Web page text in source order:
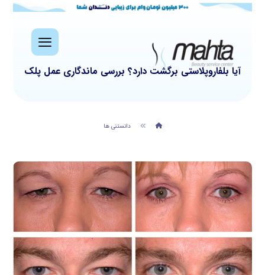
آیا بلفاروپلاستی برگشت دارد؟ بررسی ماندگاری عمل پلک
دانستنی ها